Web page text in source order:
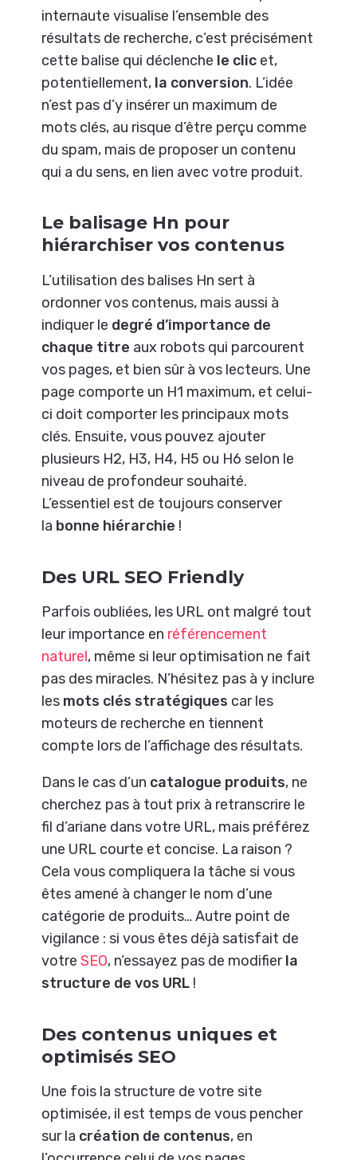
internaute visualise l’ensemble des
résultats de recherche, c’est précisément
cette balise qui déclenche le clic et,
potentiellement, la conversion. L’idée
n’est pas d’y insérer un maximum de
mots clés, au risque d’être perçu comme
du spam, mais de proposer un contenu
qui a du sens, en lien avec votre produit.
Le balisage Hn pour
hiérarchiser vos contenus
L’utilisation des balises Hn sert à
ordonner vos contenus, mais aussi à
indiquer le degré d’importance de
chaque titre aux robots qui parcourent
vos pages, et bien sûr à vos lecteurs. Une
page comporte un H1 maximum, et celui-
ci doit comporter les principaux mots
clés. Ensuite, vous pouvez ajouter
plusieurs H2, H3, H4, H5 ou H6 selon le
niveau de profondeur souhaité.
L’essentiel est de toujours conserver
la bonne hiérarchie !
Des URL SEO Friendly
Parfois oubliées, les URL ont malgré tout
leur importance en référencement
naturel, même si leur optimisation ne fait
pas des miracles. N’hésitez pas à y inclure
les mots clés stratégiques car les
moteurs de recherche en tiennent
compte lors de l’affichage des résultats.
Dans le cas d’un catalogue produits, ne
cherchez pas à tout prix à retranscrire le
fil d’ariane dans votre URL, mais préférez
une URL courte et concise. La raison ?
Cela vous compliquera la tâche si vous
êtes amené à changer le nom d’une
catégorie de produits… Autre point de
vigilance : si vous êtes déjà satisfait de
votreSEO, n’essayez pas de modifierla
structure de vos URL !
Des contenus uniques et
optimisés SEO
Une fois la structure de votre site
optimisée, il est temps de vous pencher
sur la création de contenus, en